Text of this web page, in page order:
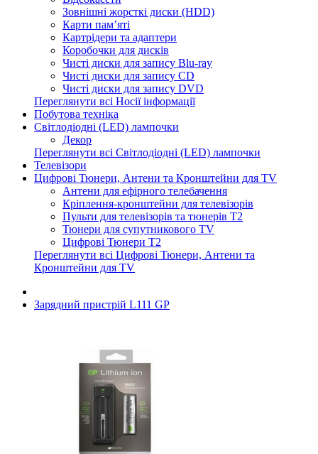
Зовнішні жорсткі диски (HDD)
Карти пам’яті
Картрідери та адаптери
Коробочки для дисків
Чисті диски для запису Blu-ray
Чисті диски для запису CD
Чисті диски для запису DVD
Переглянути всі Носії інформації
Побутова техніка
Світлодіодні (LED) лампочки
Декор
Переглянути всі Світлодіодні (LED) лампочки
Телевізори
Цифрові Тюнери, Антени та Кронштейни для TV
Антени для ефірного телебачення
Кріплення-кронштейни для телевізорів
Пульти для телевізорів та тюнерів T2
Тюнери для супутникового TV
Цифрові Тюнери T2
Переглянути всі Цифрові Тюнери, Антени та
Кронштейни для TV
Зарядний пристрій L111 GP